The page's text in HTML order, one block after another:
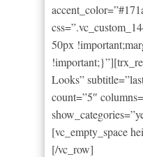
50px
Looks”
count=”5″
[vc_empty_space
[/vc_row]